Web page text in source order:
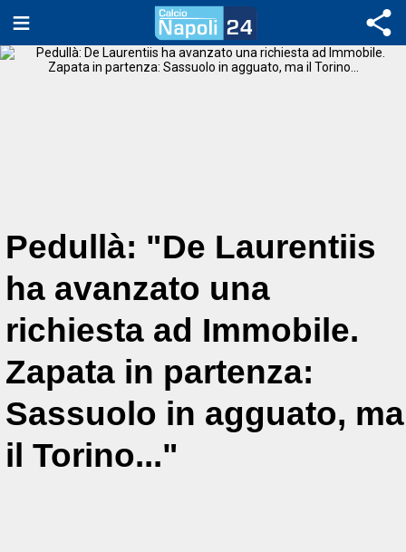
Pedullà: "De Laurentiis
ha avanzato una
richiesta ad Immobile.
Zapata in partenza:
Sassuolo in agguato, ma
il Torino..."